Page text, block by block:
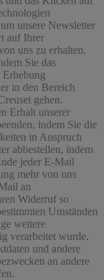
unsere Newsletter
auf Ihrer
uns zu erhalten.
Sie das
Erhebung
in den Bereich
gehen.
Erhalt unserer
indem Sie die
in Anspruch
abbestellen, indem
jeder E-Mail
mehr von uns
an
Widerruf so
Umständen
weitere
verarbeitet wurde.
und andere
an andere